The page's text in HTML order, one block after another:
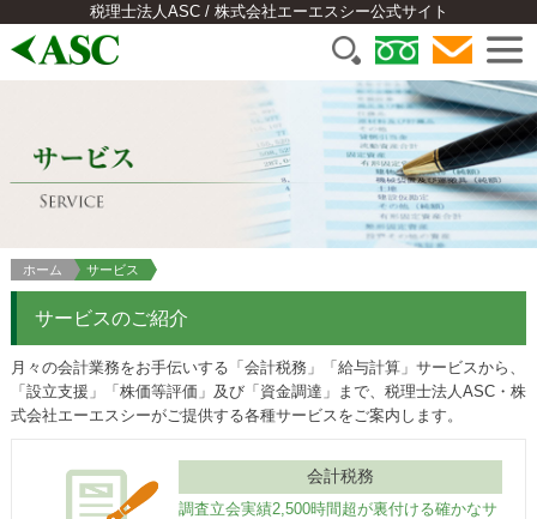
税理士法人ASC / 株式会社エーエスシー公式サイト
ホーム サービス
サービスのご紹介
月々の会計業務をお手伝いする「会計税務」「給与計算」サービスから、
「設立支援」「株価等評価」及び「資金調達」まで、税理士法人ASC・株
式会社エーエスシーがご提供する各種サービスをご案内します。
会計税務
調査立会実績2,500時間超が裏付ける確かなサ